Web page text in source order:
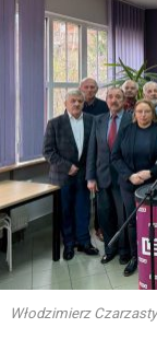
Włodzimierz